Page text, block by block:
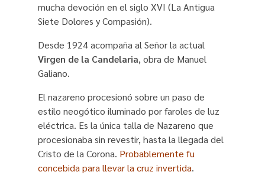
mucha devoción en el siglo XVI (La Antigua
Siete Dolores y Compasión).
Desde 1924 acompaña al Señor la actual
Virgen de la Candelaria, obra de Manuel
Galiano.
El nazareno procesionó sobre un paso de
estilo neogótico iluminado por faroles de luz
eléctrica. Es la única talla de Nazareno que
procesionaba sin revestir, hasta la llegada del
Cristo de la Corona. Probablemente fu
concebida para llevar la cruz invertida.